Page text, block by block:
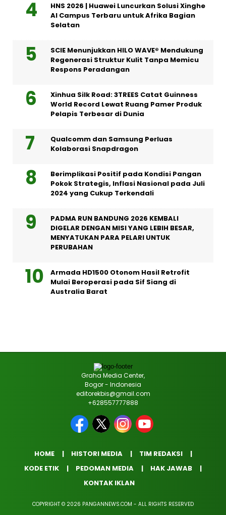
HNS 2026 | Huawei Luncurkan Solusi Xinghe
AI Campus Terbaru untuk Afrika Bagian
Selatan
SCIE Menunjukkan HILO WAVE® Mendukung
Regenerasi Struktur Kulit Tanpa Memicu
Respons Peradangan
Xinhua Silk Road: 3TREES Catat Guinness
World Record Lewat Ruang Pamer Produk
Pelapis Terbesar di Dunia
Qualcomm dan Samsung Perluas
Kolaborasi Snapdragon
Berimplikasi Positif pada Kondisi Pangan
Pokok Strategis, Inflasi Nasional pada Juli
2024 yang Cukup Terkendali
PADMA RUN BANDUNG 2026 KEMBALI
DIGELAR DENGAN MISI YANG LEBIH BESAR,
MENYATUKAN PARA PELARI UNTUK
PERUBAHAN
Armada HD1500 Otonom Hasil Retrofit
Mulai Beroperasi pada Sif Siang di
Australia Barat
Graha Media Center,
Bogor - Indonesia
editorekbis@gmail.com
+628557777888
HOME HISTORI MEDIA
TIM REDAKSI
KODE ETIK
PEDOMAN MEDIA
HAK JAWAB
KONTAK IKLAN
COPYRIGHT © 2026 PANGANNEWS.COM - ALL RIGHTS RESERVED